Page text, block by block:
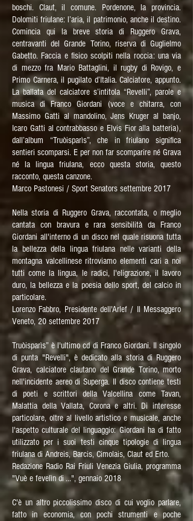
boschi. Claut, il comune. Pordenone, la provincia.
Dolomiti friulane: l’aria, il patrimonio, anche il destino.
Comincia qui la breve storia di Ruggero Grava,
centravanti del Grande Torino, riserva di Guglielmo
Gabetto. Faccia e fisico scolpiti nella roccia: una via
di mezzo fra Mario Battaglini, il rugby di Rovigo, e
Primo Carnera, il pugilato d’Italia. Calciatore, appunto.
La ballata del calciatore s’intitola “Revelli”, parole e
musica di Franco Giordani (voce e chitarra, con
Massimo Gatti al mandolino, Jens Kruger al banjo,
Icaro Gatti al contrabbasso e Elvis Fior alla batteria),
dall’album “Truòisparìs”, che in friulano significa
sentieri scomparsi. E per non far scomparire né Grava
né la lingua friulana, ecco questa storia, questo
racconto, questa canzone.
Marco Pastonesi / Sport Senators settembre 2017
Nella storia di Ruggero Grava, raccontata, o meglio
cantata con bravura e rara sensibilità da Franco
Giordani all'interno di un disco nel quale risuona tutta
la bellezza della lingua friulana nelle varianti della
montagna valcellinese ritroviamo elementi cari a noi
tutti come la lingua, le radici, l'eligrazione, il lavoro
duro, la bellezza e la poesia dello sport, del calcio in
particolare.
Lorenzo Fabbro, Presidente dell'Arlef / Il Messaggero
Veneto, 20 settembre 2017
Truòisparìs” è l'ultimo cd di Franco Giordani. Il singolo
di punta "Revelli", è dedicato alla storia di Ruggero
Grava, calciatore clautano del Grande Torino, morto
nell'incidente aereo di Superga. Il disco contiene testi
di poeti e scrittori della Valcellina come Tavan,
Malattia della Vallata, Corona e altri. Di interesse
particolare, oltre al livello artistico e musicale, anche
l'aspetto culturale del linguaggio: Giordani ha di fatto
utilizzato per i suoi testi cinque tipologie di lingua
friulana di Andreis, Barcis, Cimolais, Claut ed Erto.
Redazione Radio Rai Friuli Venezia Giulia, programma
"Vuè e fevelìn di ...", gennaio 2018
C'è un altro piccolissimo disco di cui voglio parlare,
fatto in economia, con pochi strumenti e poche